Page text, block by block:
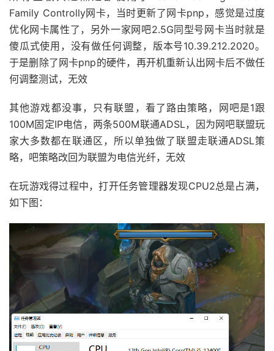
Family Controlly网卡，当时更新了网卡pnp，感觉是过度
优化网卡属性了，另外一家网吧2.5G同型号网卡当时就是
傻瓜式使用，没有做任何调整，版本号10.39.212.2020。
于是删除了网卡pnp的硬件，再开机重新认出网卡后不做任
何调整测试，无效
其他游戏都没事，只有联盟，看了路由策略，网吧是1跟
100M固定IP电信，两条500M联通ADSL，因为网吧联盟玩
家大多数都在联通区，所以单独做了联盟走联通ADSL策
略，吧策略改回为联盟为电信光纤，无效
在玩游戏得过程中，打开任务管理器发现CPU2总是占满，
如下图：